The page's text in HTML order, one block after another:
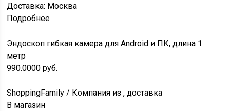
Доставка: Москва
Подробнее
Эндоскоп гибкая камера для Android и ПК, длина 1
метр
990.0000руб.
ShoppingFamily / Компания из , доставка
В магазин